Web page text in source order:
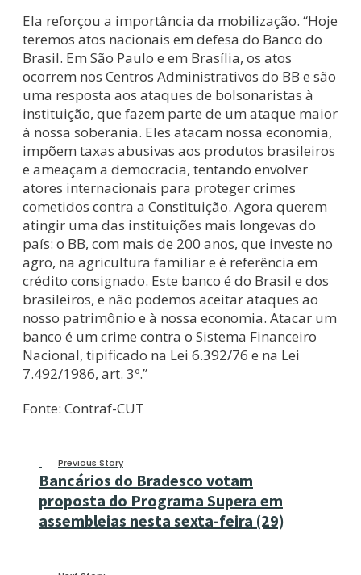
Ela reforçou a importância da mobilização. “Hoje
teremos atos nacionais em defesa do Banco do
Brasil. Em São Paulo e em Brasília, os atos
ocorrem nos Centros Administrativos do BB e são
uma resposta aos ataques de bolsonaristas à
instituição, que fazem parte de um ataque maior
à nossa soberania. Eles atacam nossa economia,
impõem taxas abusivas aos produtos brasileiros
e ameaçam a democracia, tentando envolver
atores internacionais para proteger crimes
cometidos contra a Constituição. Agora querem
atingir uma das instituições mais longevas do
país: o BB, com mais de 200 anos, que investe no
agro, na agricultura familiar e é referência em
crédito consignado. Este banco é do Brasil e dos
brasileiros, e não podemos aceitar ataques ao
nosso patrimônio e à nossa economia. Atacar um
banco é um crime contra o Sistema Financeiro
Nacional, tipificado na Lei 6.392/76 e na Lei
7.492/1986, art. 3º.”
Fonte: Contraf-CUT
Previous Story
Bancários do Bradesco votam
proposta do Programa Supera em
assembleias nesta sexta-feira (29)